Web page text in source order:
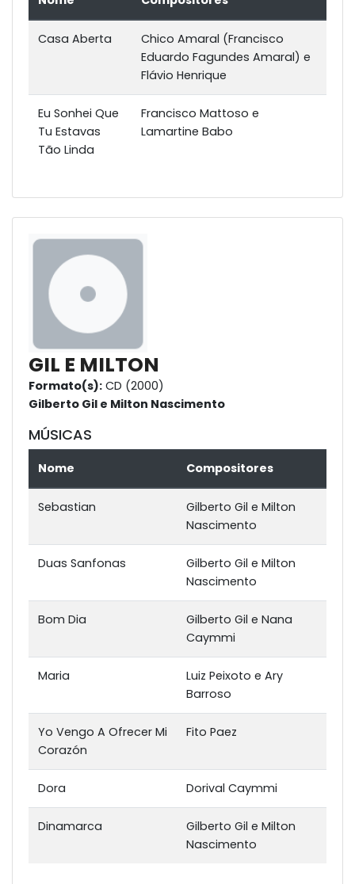
Casa Aberta
Chico Amaral (Francisco
Eduardo Fagundes Amaral) e
Flávio Henrique
Eu Sonhei Que
Tu Estavas
Tão Linda
Francisco Mattoso e
Lamartine Babo
GIL E MILTON
Formato(s): CD (2000)
Gilberto Gil e Milton Nascimento
MÚSICAS
Nome Compositores
Sebastian
Gilberto Gil e Milton
Nascimento
Duas Sanfonas
Gilberto Gil e Milton
Nascimento
Bom Dia
Gilberto Gil e Nana
Caymmi
Maria
Luiz Peixoto e Ary
Barroso
Yo Vengo A Ofrecer Mi
Corazón
Fito Paez
Dora Dorival Caymmi
Dinamarca
Gilberto Gil e Milton
Nascimento